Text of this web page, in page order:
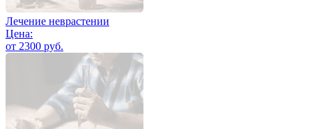
Лечение неврастении
Цена:
от 2300 руб.